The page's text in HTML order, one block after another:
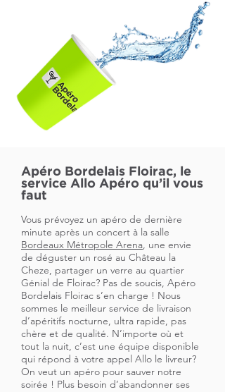
Apéro Bordelais Floirac, le
service Allo Apéro qu’il vous
faut
Vous prévoyez un apéro de dernière
minute après un concert à la salle
Bordeaux Métropole Arena, une envie
de déguster un rosé au Château la
Cheze, partager un verre au quartier
Génial de Floirac? Pas de soucis, Apéro
Bordelais Floirac s’en charge ! Nous
sommes le meilleur service de livraison
d’apéritifs nocturne, ultra rapide, pas
chère et de qualité. N’importe où et
tout la nuit, c’est une équipe disponible
qui répond à votre appel Allo le livreur?
On veut un apéro pour sauver notre
soirée ! Plus besoin d’abandonner ses